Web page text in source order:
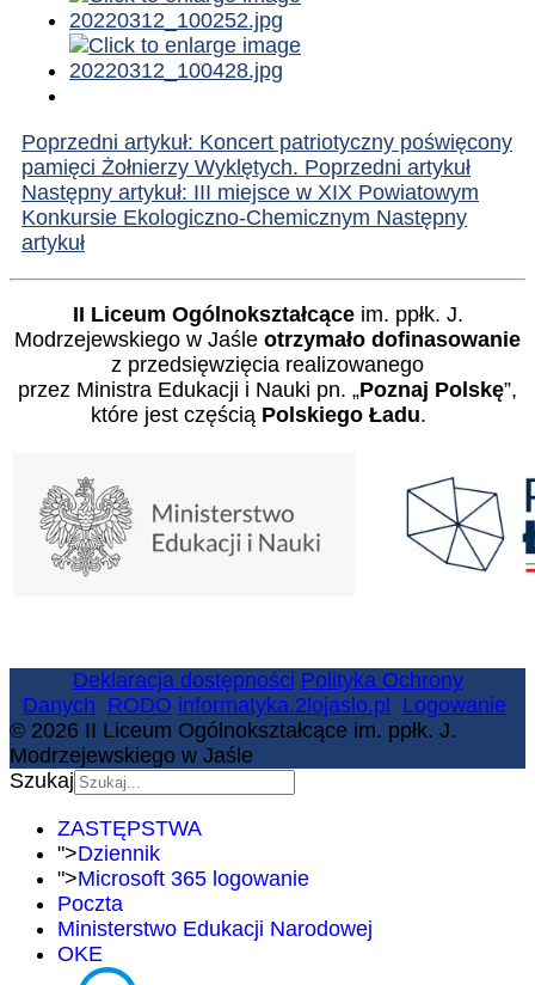
Poprzedni artykuł: Koncert patriotyczny poświęcony
pamięci Żołnierzy Wyklętych. Poprzedni artykuł
Następny artykuł: III miejsce w XIX Powiatowym
Konkursie Ekologiczno-Chemicznym Następny
artykuł
II Liceum Ogólnokształcąceim. ppłk. J.
Modrzejewskiego w Jaśle otrzymało dofinasowanie
z przedsięwzięcia realizowanego
przez Ministra Edukacji i Nauki pn. „Poznaj Polskę”,
które jest częścią Polskiego Ładu.
Deklaracja dostępności Polityka Ochrony
Danych RODO informatyka.2lojaslo.pl
Logowanie
© 2026 II Liceum Ogólnokształcące im. ppłk. J.
Modrzejewskiego w Jaśle
Szukaj
ZASTĘPSTWA
">Dziennik
">Microsoft 365 logowanie
Poczta
Ministerstwo Edukacji Narodowej
OKE